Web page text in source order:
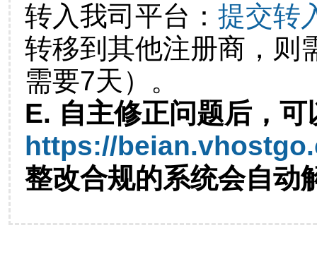
转入我司平台： 提交转
转移到其他注册商，则
需要7天）。
E. 自主修正问题后，可
https://
整改合规的系统会自动